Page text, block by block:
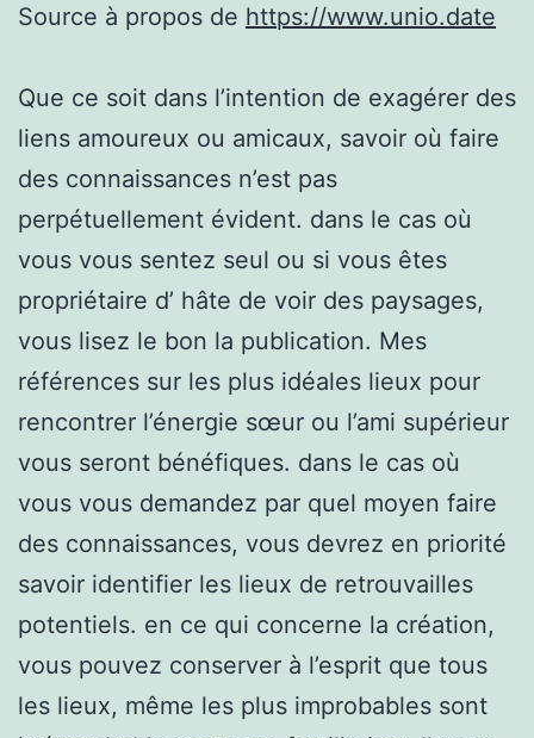
Source à propos de https://www.unio.date
Que ce soit dans l’intention de exagérer des
liens amoureux ou amicaux, savoir où faire
des connaissances n’est pas
perpétuellement évident. dans le cas où
vous vous sentez seul ou si vous êtes
propriétaire d’ hâte de voir des paysages,
vous lisez le bon la publication. Mes
références sur les plus idéales lieux pour
rencontrer l’énergie sœur ou l’ami supérieur
vous seront bénéfiques. dans le cas où
vous vous demandez par quel moyen faire
des connaissances, vous devrez en priorité
savoir identifier les lieux de retrouvailles
potentiels. en ce qui concerne la création,
vous pouvez conserver à l’esprit que tous
les lieux, même les plus improbables sont